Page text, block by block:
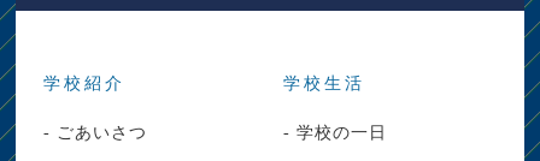
学校紹介
- ごあいさつ
学校生活
- 学校の一日